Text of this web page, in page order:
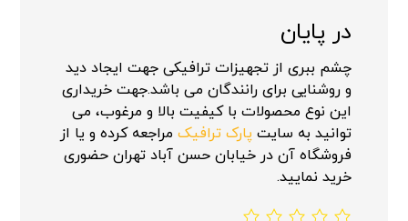
در پایان
چشم ببری از تجهیزات ترافیکی جهت ایجاد دید
و روشنایی برای رانندگان می باشد.جهت خریداری
این نوع محصولات با کیفیت بالا و مرغوب، می
توانید به سایت پارک ترافیک مراجعه کرده و یا از
فروشگاه آن در خیابان حسن آباد تهران حضوری
خرید نمایید.